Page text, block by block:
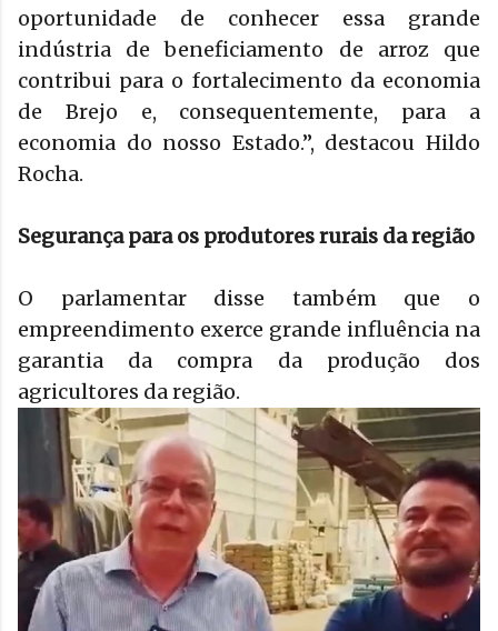
oportunidade de conhecer essa grande
indústria de beneficiamento de arroz que
contribui para o fortalecimento da economia
de Brejo e, consequentemente, para a
economia do nosso Estado.”, destacou Hildo
Rocha.
Segurança para os produtores rurais da região
O parlamentar disse também que o
empreendimento exerce grande influência na
garantia da compra da produção dos
agricultores da região.